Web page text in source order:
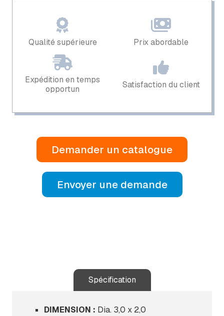
Qualité supérieure Prix ​​abordable
Expédition en temps
opportun
Satisfaction du client
Demander un catalogue
Envoyer une demande
Spécification
DIMENSION : Dia. 3,0 x 2,0